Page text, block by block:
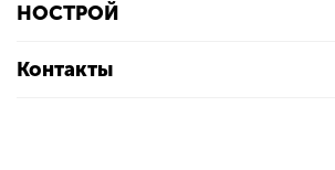
НОСТРОЙ
Контакты